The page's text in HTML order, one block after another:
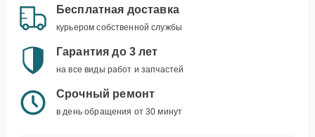
Бесплатная доставка
курьером собственной службы
Гарантия до 3 лет
на все виды работ и запчастей
Срочный ремонт
в день обращения от 30 минут